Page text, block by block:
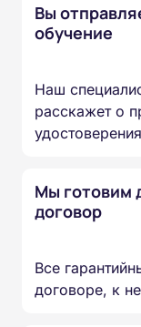
Вы
обучение
Наш
расскажет о
Мы готовим
договор
Все
договоре, к